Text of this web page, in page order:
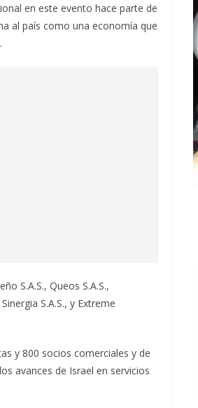
en este evento hace parte de
al país como una economía que
S.A.S., Queos S.A.S.,
S.A.S., y Extreme
y 800 socios comerciales y de
avances de Israel en servicios